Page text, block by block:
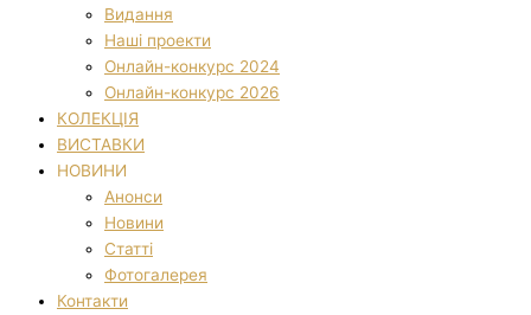
Видання
Наші проекти
Онлайн-конкурс 2024
Онлайн-конкурс 2026
КОЛЕКЦІЯ
ВИСТАВКИ
НОВИНИ
Анонси
Новини
Статті
Фотогалерея
Контакти